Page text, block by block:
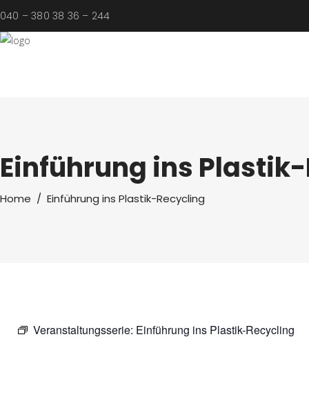
040 – 380 38 36 – 244
Einführung ins
Home / Einführung ins Plastik-Recycling
Veranstaltungsserie: Einführung ins Plastik-Recycling